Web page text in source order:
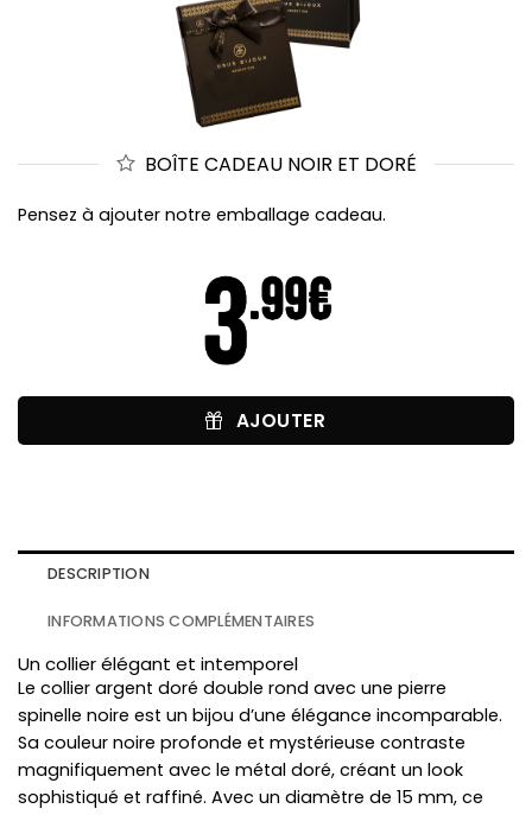
BOÎTE CADEAU NOIR ET DORÉ
Pensez à ajouter notre emballage cadeau.
AJOUTER
DESCRIPTION
INFORMATIONS COMPLÉMENTAIRES
Un collier élégant et intemporel
Le collier argent doré double rond avec une pierre
spinelle noire est un bijou d’une élégance incomparable.
Sa couleur noire profonde et mystérieuse contraste
magnifiquement avec le métal doré, créant un look
sophistiqué et raffiné. Avec un diamètre de 15 mm, ce